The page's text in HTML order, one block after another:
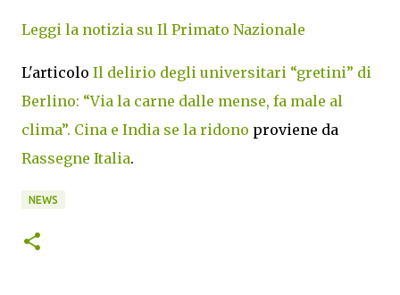
Leggi la notizia su Il Primato Nazionale
L'articolo Il delirio degli universitari “gretini” di
Berlino: “Via la carne dalle mense, fa male al
clima”. Cina e India se la ridono proviene da
Rassegne Italia.
NEWS